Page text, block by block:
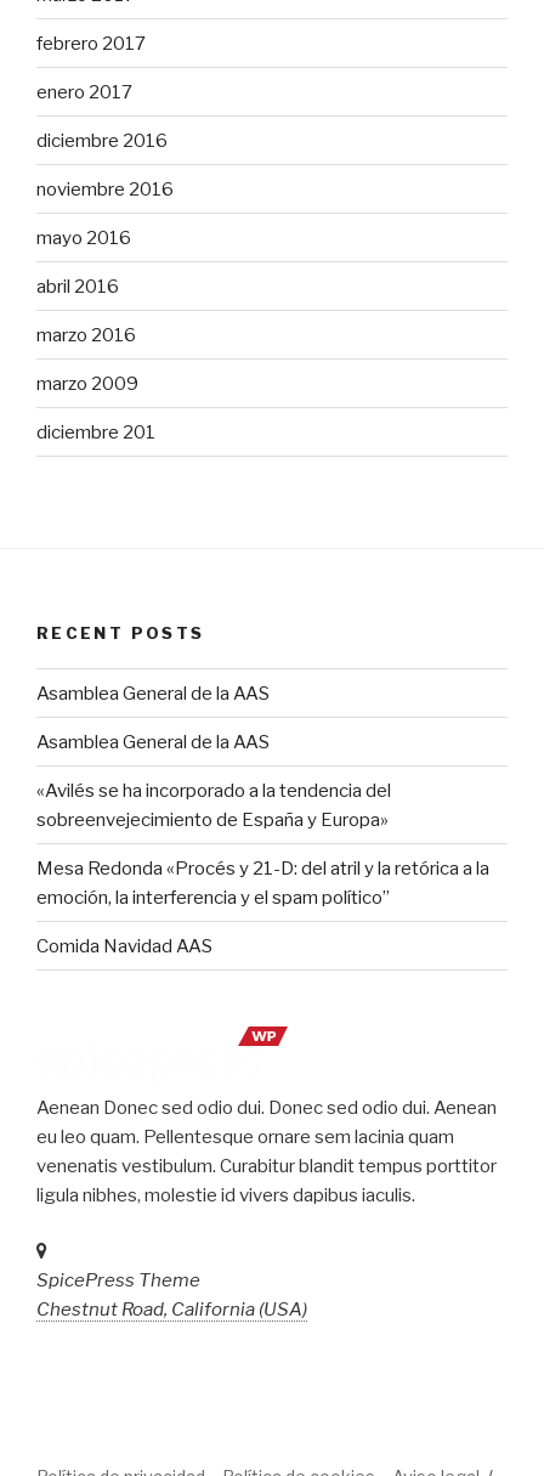
febrero 2017
enero 2017
diciembre 2016
noviembre 2016
mayo 2016
abril 2016
marzo 2016
marzo 2009
diciembre 201
RECENT POSTS
Asamblea General de la AAS
Asamblea General de la AAS
«Avilés se ha incorporado a la tendencia del
sobreenvejecimiento de España y Europa»
Mesa Redonda «Procés y 21-D: del atril y la retórica a la
emoción, la interferencia y el spam político”
Comida Navidad AAS
Aenean Donec sed odio dui. Donec sed odio dui. Aenean
eu leo quam. Pellentesque ornare sem lacinia quam
venenatis vestibulum. Curabitur blandit tempus porttitor
ligula nibhes, molestie id vivers dapibus iaculis.
SpicePress Theme
Chestnut Road, California (USA)